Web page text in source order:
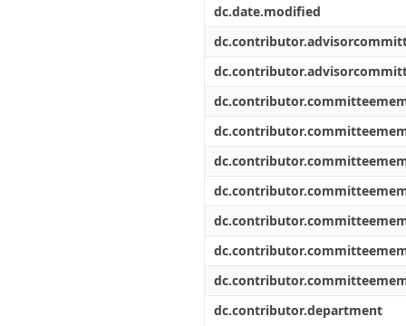
dc.date.modified
dc.contributor.department